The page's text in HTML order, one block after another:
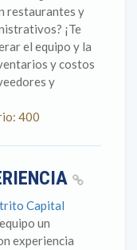
restaurantes y
¡Te
el equipo y la
y costos
y
400
Capital
un
experiencia